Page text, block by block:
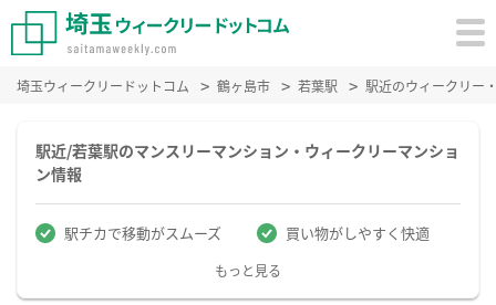
埼玉ウィークリードットコム 鶴ヶ島市 若葉駅 駅近のウィークリー
駅近/若葉駅のマンスリーマンション・ウィークリーマンショ
ン情報
駅チカで移動がスムーズ 買い物がしやすく快適
もっと見る